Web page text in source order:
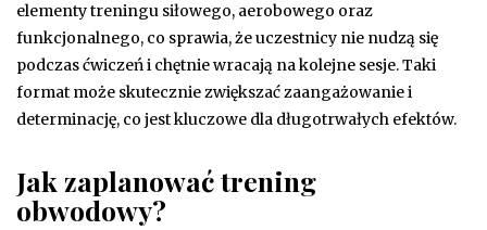
elementy treningu siłowego, aerobowego oraz
funkcjonalnego, co sprawia, że uczestnicy nie nudzą się
podczas ćwiczeń i chętnie wracają na kolejne sesje. Taki
format może skutecznie zwiększać zaangażowanie i
determinację, co jest kluczowe dla długotrwałych efektów.
Jak zaplanować trening
obwodowy?